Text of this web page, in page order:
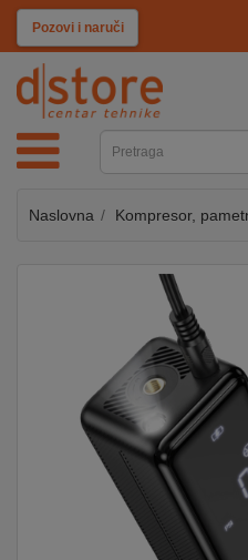
Pozovi i naruči
KATEGORIJE
TV
SAT
MOBILNI
Naslovna Kompresor,